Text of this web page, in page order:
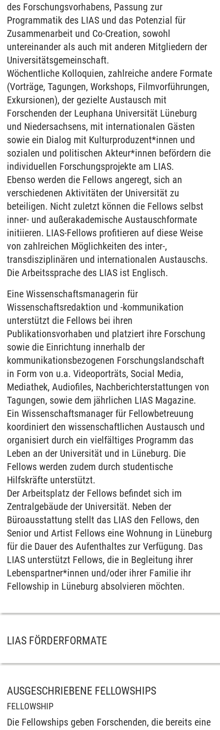
des Forschungsvorhabens, Passung zur
Programmatik des LIAS und das Potenzial für
Zusammenarbeit und Co-Creation, sowohl
untereinander als auch mit anderen Mitgliedern der
Universitätsgemeinschaft.
Wöchentliche Kolloquien, zahlreiche andere Formate
(Vorträge, Tagungen, Workshops, Filmvorführungen,
Exkursionen), der gezielte Austausch mit
Forschenden der Leuphana Universität Lüneburg
und Niedersachsens, mit internationalen Gästen
sowie ein Dialog mit Kulturproduzent*innen und
sozialen und politischen Akteur*innen befördern die
individuellen Forschungsprojekte am LIAS.
Ebenso werden die Fellows angeregt, sich an
verschiedenen Aktivitäten der Universität zu
beteiligen. Nicht zuletzt können die Fellows selbst
inner- und außerakademische Austauschformate
initiieren. LIAS-Fellows profitieren auf diese Weise
von zahlreichen Möglichkeiten des inter-,
transdisziplinären und internationalen Austauschs.
Die Arbeitssprache des LIAS ist Englisch.
Eine Wissenschaftsmanagerin für
Wissenschaftsredaktion und -kommunikation
unterstützt die Fellows bei ihren
Publikationsvorhaben und platziert ihre Forschung
sowie die Einrichtung innerhalb der
kommunikationsbezogenen Forschungslandschaft
in Form von u.a. Videoporträts, Social Media,
Mediathek, Audiofiles, Nachberichterstattungen von
Tagungen, sowie dem jährlichen LIAS Magazine.
Ein Wissenschaftsmanager für Fellowbetreuung
koordiniert den wissenschaftlichen Austausch und
organisiert durch ein vielfältiges Programm das
Leben an der Universität und in Lüneburg. Die
Fellows werden zudem durch studentische
Hilfskräfte unterstützt.
Der Arbeitsplatz der Fellows befindet sich im
Zentralgebäude der Universität. Neben der
Büroausstattung stellt das LIAS den Fellows, den
Senior und Artist Fellows eine Wohnung in Lüneburg
für die Dauer des Aufenthaltes zur Verfügung. Das
LIAS unterstützt Fellows, die in Begleitung ihrer
Lebenspartner*innen und/oder ihrer Familie ihr
Fellowship in Lüneburg absolvieren möchten.
LIAS FÖRDERFORMATE
AUSGESCHRIEBENE FELLOWSHIPS
FELLOWSHIP
Die Fellowships geben Forschenden, die bereits eine